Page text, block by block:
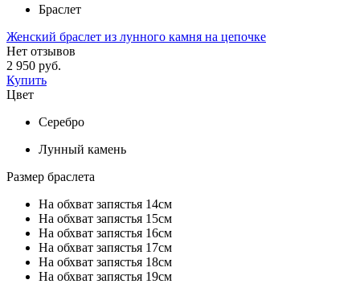
Браслет
Женский браслет из лунного камня на цепочке
Нет отзывов
2 950 руб.
Купить
Цвет
Серебро
Лунный камень
Размер браслета
На обхват запястья 14см
На обхват запястья 15см
На обхват запястья 16см
На обхват запястья 17см
На обхват запястья 18см
На обхват запястья 19см